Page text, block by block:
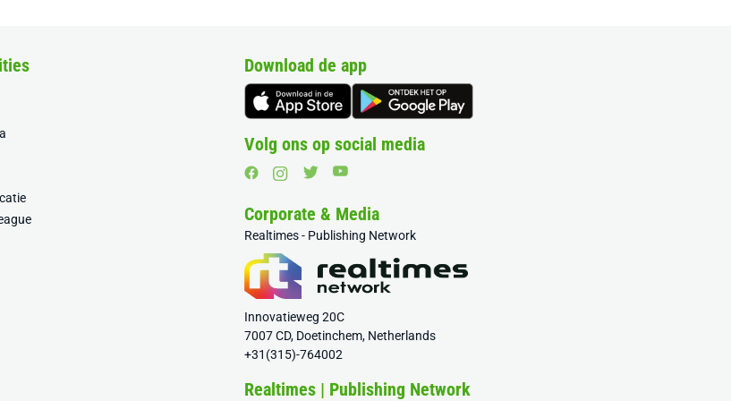
Download de app
Volg ons op social media
Corporate & Media
Realtimes - Publishing Network
Innovatieweg 20C
7007 CD, Doetinchem, Netherlands
+31(315)-764002
Realtimes | Publishing Network